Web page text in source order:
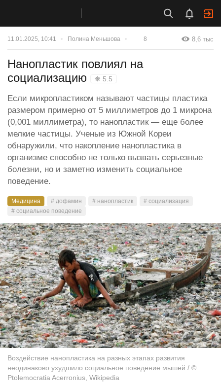
11.01.2025, 10:41 Полина Меньшова 8 8,6 тыс
Нанопластик повлиял на
социализацию
❋ 5.5
Если микропластиком называют частицы пластика
размером примерно от 5 миллиметров до 1 микрона
(0,001 миллиметра), то нанопластик — еще более
мелкие частицы. Ученые из Южной Кореи
обнаружили, что накопление нанопластика в
организме способно не только вызвать серьезные
болезни, но и заметно изменить социальное
поведение.
Медицина # дофамин # нанопластик
# социализация
# социальное поведение
Воздействие нанопластика на разных этапах развития
неодинаково ухудшило социальное поведение мышей / ©
Ptolemocratia Acerronius, Wikipedia